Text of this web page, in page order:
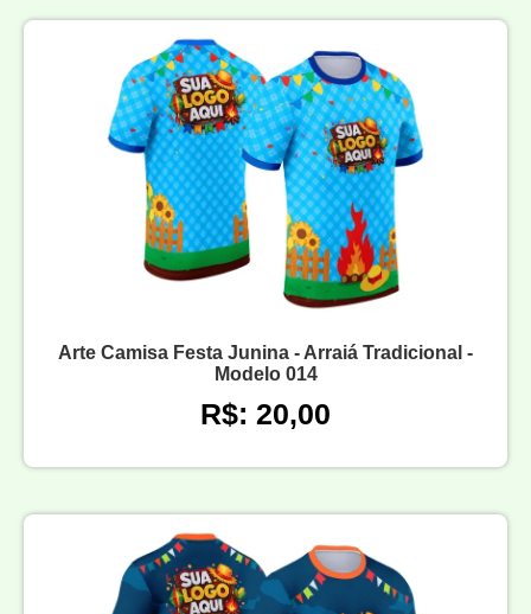
Arte Camisa Festa Junina - Arraiá Tradicional -
Modelo 014
R$: 20,00